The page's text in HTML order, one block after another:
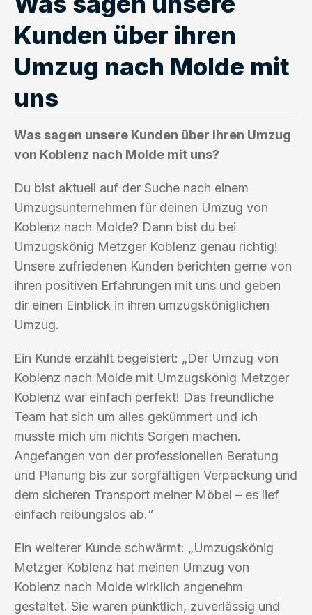
Kunden über ihren
Umzug nach Molde mit
uns
Was sagen unsere Kunden über ihren Umzug
von Koblenz nach Molde mit uns?
Du bist aktuell auf der Suche nach einem
Umzugsunternehmen für deinen Umzug von
Koblenz nach Molde? Dann bist du bei
Umzugskönig Metzger Koblenz genau richtig!
Unsere zufriedenen Kunden berichten gerne von
ihren positiven Erfahrungen mit uns und geben
dir einen Einblick in ihren umzugsköniglichen
Umzug.
Ein Kunde erzählt begeistert: „Der Umzug von
Koblenz nach Molde mit Umzugskönig Metzger
Koblenz war einfach perfekt! Das freundliche
Team hat sich um alles gekümmert und ich
musste mich um nichts Sorgen machen.
Angefangen von der professionellen Beratung
und Planung bis zur sorgfältigen Verpackung und
dem sicheren Transport meiner Möbel – es lief
einfach reibungslos ab.“
Ein weiterer Kunde schwärmt: „Umzugskönig
Metzger Koblenz hat meinen Umzug von
Koblenz nach Molde wirklich angenehm
gestaltet. Sie waren pünktlich, zuverlässig und